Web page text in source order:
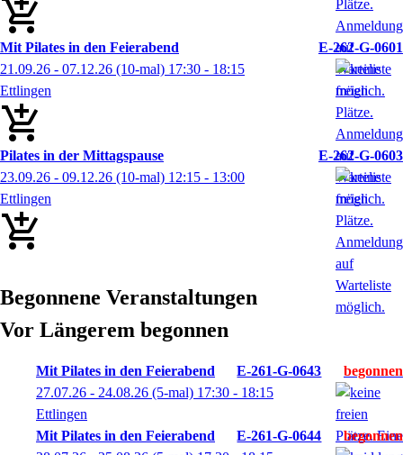
Mit Pilates in den Feierabend
E-262-G-0601
21.09.26 - 07.12.26 (10-mal) 17:30 - 18:15
Ettlingen
Pilates in der Mittagspause
E-262-G-0603
23.09.26 - 09.12.26 (10-mal) 12:15 - 13:00
Ettlingen
Begonnene Veranstaltungen
Vor Längerem begonnen
Mit Pilates in den Feierabend
E-261-G-0643
27.07.26 - 24.08.26 (5-mal) 17:30 - 18:15
Ettlingen
Mit Pilates in den Feierabend
E-261-G-0644